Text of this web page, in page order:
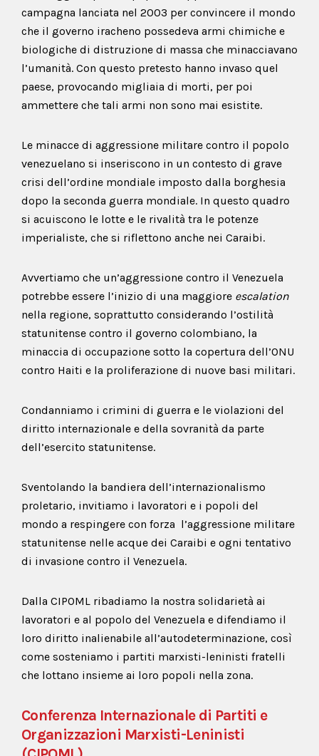
campagna lanciata nel 2003 per convincere il mondo
che il governo iracheno possedeva armi chimiche e
biologiche di distruzione di massa che minacciavano
l’umanità. Con questo pretesto hanno invaso quel
paese, provocando migliaia di morti, per poi
ammettere che tali armi non sono mai esistite.
Le minacce di aggressione militare contro il popolo
venezuelano si inseriscono in un contesto di grave
crisi dell’ordine mondiale imposto dalla borghesia
dopo la seconda guerra mondiale. In questo quadro
si acuiscono le lotte e le rivalità tra le potenze
imperialiste, che si riflettono anche nei Caraibi.
Avvertiamo che un’aggressione contro il Venezuela
potrebbe essere l’inizio di una maggiore escalation
nella regione, soprattutto considerando l’ostilità
statunitense contro il governo colombiano, la
minaccia di occupazione sotto la copertura dell’ONU
contro Haiti e la proliferazione di nuove basi militari.
Condanniamo i crimini di guerra e le violazioni del
diritto internazionale e della sovranità da parte
dell’esercito statunitense.
Sventolando la bandiera dell’internazionalismo
proletario, invitiamo i lavoratori e i popoli del
mondo a respingere con forza l’aggressione militare
statunitense nelle acque dei Caraibi e ogni tentativo
di invasione contro il Venezuela.
Dalla CIPOML ribadiamo la nostra solidarietà ai
lavoratori e al popolo del Venezuela e difendiamo il
loro diritto inalienabile all’autodeterminazione, così
come sosteniamo i partiti marxisti-leninisti fratelli
che lottano insieme ai loro popoli nella zona.
Conferenza Internazionale di Partiti e
Organizzazioni Marxisti-Leninisti